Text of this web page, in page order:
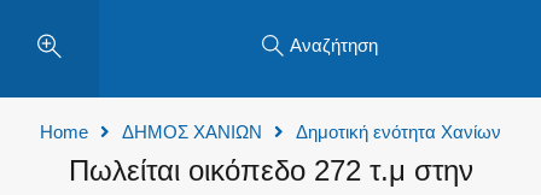
Αναζήτηση
Home ΔΗΜΟΣ ΧΑΝΙΩΝ Δημοτική ενότητα Χανίων
Πωλείται οικόπεδo 272 τ.μ στην